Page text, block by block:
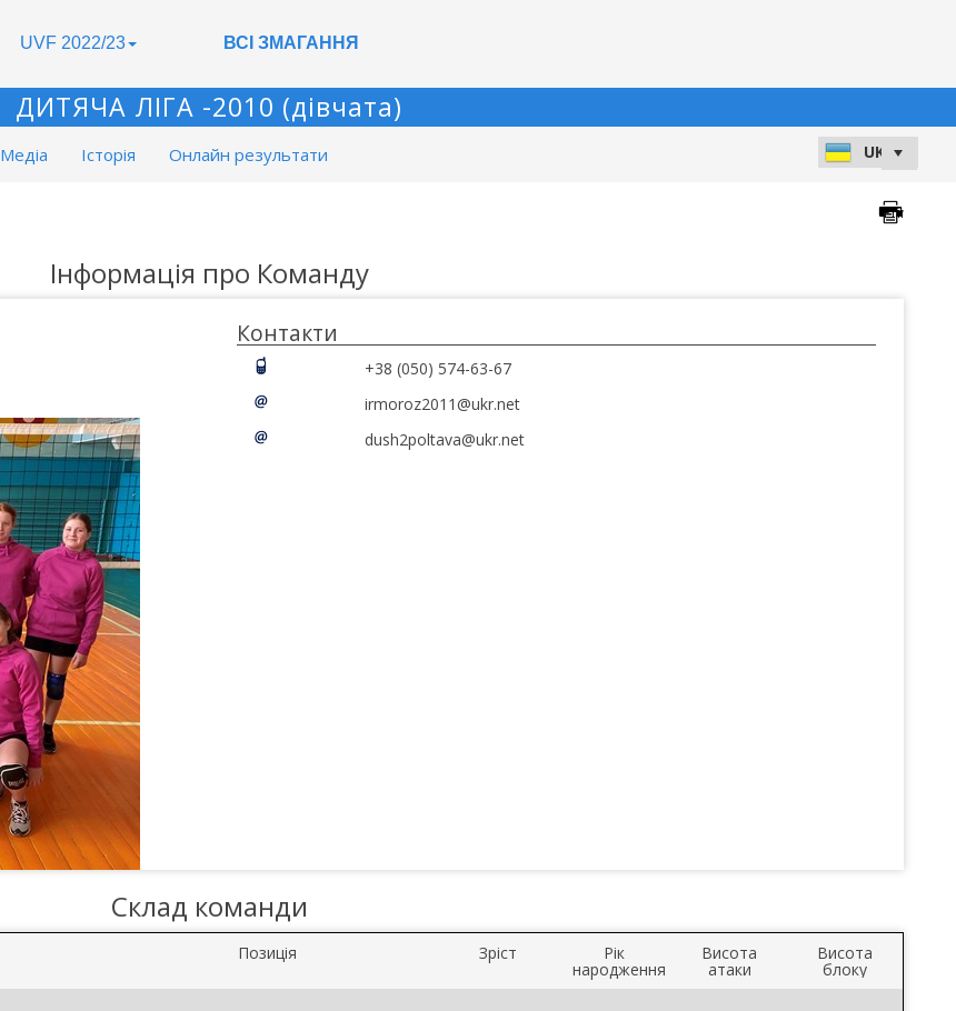
UVF 2022/23 ВСІ ЗМАГАННЯ
ДИТЯЧА ЛІГА -2010 (дівчата)
Медіа Історія Онлайн результати
Інформація про Команду
Контакти
+38 (050) 574-63-67
irmoroz2011@ukr.net
dush2poltava@ukr.net
Склад команди
Позиція Зріст Рік
народження
Висота
атаки
Висота
блоку